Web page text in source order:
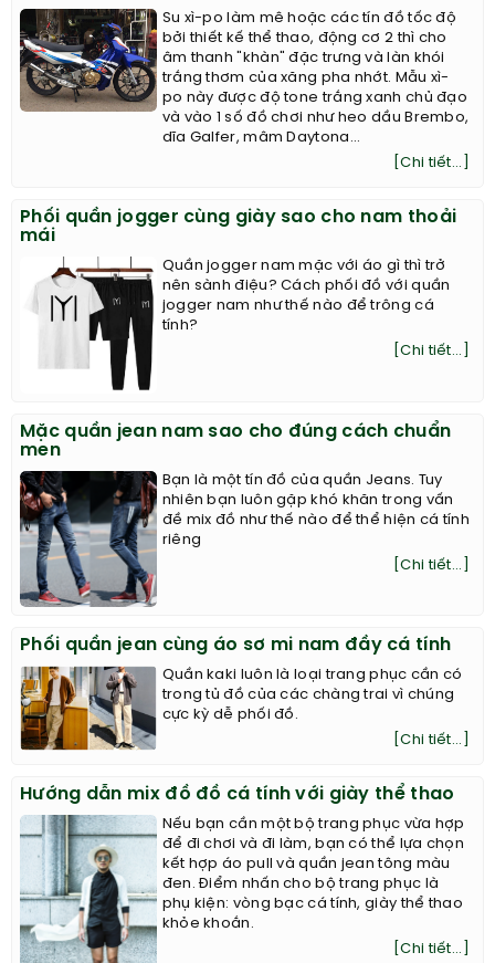
Su xì-po làm mê hoặc các tín đồ tốc độ
bởi thiết kế thể thao, động cơ 2 thì cho
âm thanh "khàn" đặc trưng và làn khói
trắng thơm của xăng pha nhớt. Mẫu xì-
po này được độ tone trắng xanh chủ đạo
và vào 1 số đồ chơi như heo dầu Brembo,
dĩa Galfer, mâm Daytona...
[Chi tiết...]
Phối quần jogger cùng giày sao cho nam thoải
mái
Quần jogger nam mặc với áo gì thì trở
nên sành điệu? Cách phối đồ với quần
jogger nam như thế nào để trông cá
tính?
[Chi tiết...]
Mặc quần jean nam sao cho đúng cách chuẩn
men
Bạn là một tín đồ của quần Jeans. Tuy
nhiên bạn luôn gặp khó khăn trong vấn
đề mix đồ như thế nào để thể hiện cá tính
riêng
[Chi tiết...]
Phối quần jean cùng áo sơ mi nam đầy cá tính
Quần kaki luôn là loại trang phục cần có
trong tủ đồ của các chàng trai vì chúng
cực kỳ dễ phối đồ.
[Chi tiết...]
Hướng dẫn mix đồ đồ cá tính với giày thể thao
Nếu bạn cần một bộ trang phục vừa hợp
để đi chơi và đi làm, bạn có thể lựa chọn
kết hợp áo pull và quần jean tông màu
đen. Điểm nhấn cho bộ trang phục là
phụ kiện: vòng bạc cá tính, giày thể thao
khỏe khoắn.
[Chi tiết...]